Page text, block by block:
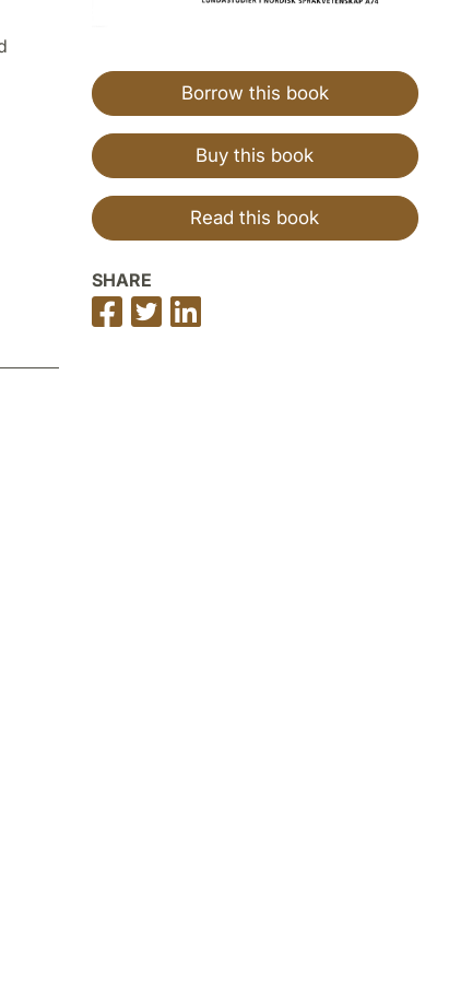
Borrow this book
Buy this book
Read this book
SHARE
Share
on
Share
on
on